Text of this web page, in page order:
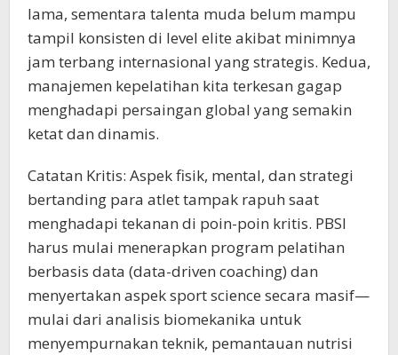
lama, sementara talenta muda belum mampu
tampil konsisten di level elite akibat minimnya
jam terbang internasional yang strategis. Kedua,
manajemen kepelatihan kita terkesan gagap
menghadapi persaingan global yang semakin
ketat dan dinamis.
​Catatan Kritis: Aspek fisik, mental, dan strategi
bertanding para atlet tampak rapuh saat
menghadapi tekanan di poin-poin kritis. PBSI
harus mulai menerapkan program pelatihan
berbasis data (data-driven coaching) dan
menyertakan aspek sport science secara masif—
mulai dari analisis biomekanika untuk
menyempurnakan teknik, pemantauan nutrisi